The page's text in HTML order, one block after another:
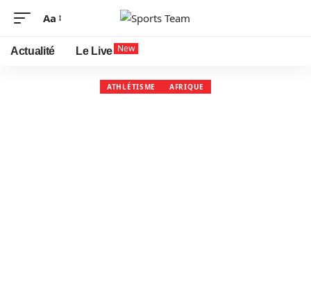
Aa
Actualité Le Live New
ATHLÉTISME AFRIQUE